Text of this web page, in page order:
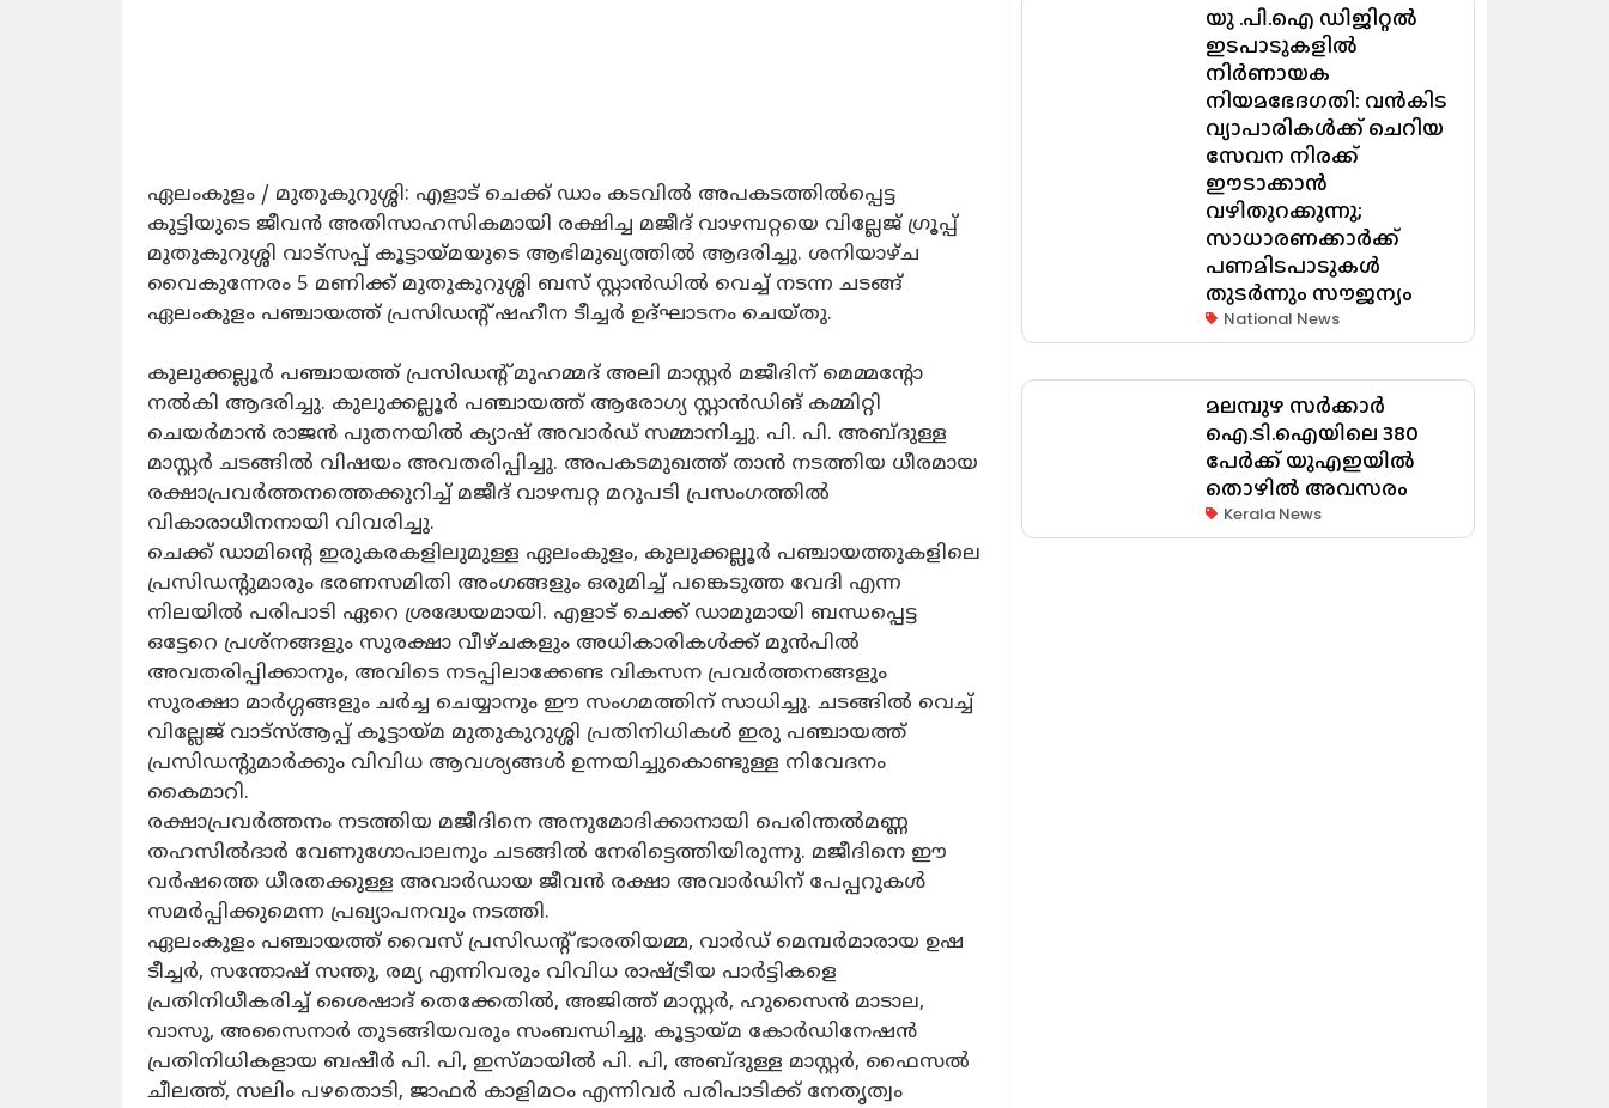
ഏലംകുളം / മുതുകുറുശ്ശി: എളാട് ചെക്ക് ഡാം കടവിൽ അപകടത്തിൽപ്പെട്ട
കുട്ടിയുടെ ജീവൻ അതിസാഹസികമായി രക്ഷിച്ച മജീദ് വാഴമ്പറ്റയെ വില്ലേജ് ഗ്രൂപ്പ്
മുതുകുറുശ്ശി വാട്സപ്പ് കൂട്ടായ്മയുടെ ആഭിമുഖ്യത്തിൽ ആദരിച്ചു. ശനിയാഴ്ച
വൈകുന്നേരം 5 മണിക്ക് മുതുകുറുശ്ശി ബസ് സ്റ്റാൻഡിൽ വെച്ച് നടന്ന ചടങ്ങ്
ഏലംകുളം പഞ്ചായത്ത് പ്രസിഡന്റ് ഷഹീന ടീച്ചർ ഉദ്ഘാടനം ചെയ്തു.
​കുലുക്കല്ലൂർ പഞ്ചായത്ത് പ്രസിഡന്റ് മുഹമ്മദ് അലി മാസ്റ്റർ മജീദിന് മെമ്മന്റോ
നൽകി ആദരിച്ചു. കുലുക്കല്ലൂർ പഞ്ചായത്ത് ആരോഗ്യ സ്റ്റാൻഡിങ് കമ്മിറ്റി
ചെയർമാൻ രാജൻ പുതനയിൽ ക്യാഷ് അവാർഡ് സമ്മാനിച്ചു. പി. പി. അബ്ദുള്ള
മാസ്റ്റർ ചടങ്ങിൽ വിഷയം അവതരിപ്പിച്ചു. അപകടമുഖത്ത് താൻ നടത്തിയ ധീരമായ
രക്ഷാപ്രവർത്തനത്തെക്കുറിച്ച് മജീദ് വാഴമ്പറ്റ മറുപടി പ്രസംഗത്തിൽ
വികാരാധീനനായി വിവരിച്ചു.
​ചെക്ക് ഡാമിന്റെ ഇരുകരകളിലുമുള്ള ഏലംകുളം, കുലുക്കല്ലൂർ പഞ്ചായത്തുകളിലെ
പ്രസിഡന്റുമാരും ഭരണസമിതി അംഗങ്ങളും ഒരുമിച്ച് പങ്കെടുത്ത വേദി എന്ന
നിലയിൽ പരിപാടി ഏറെ ശ്രദ്ധേയമായി. എളാട് ചെക്ക് ഡാമുമായി ബന്ധപ്പെട്ട
ഒട്ടേറെ പ്രശ്നങ്ങളും സുരക്ഷാ വീഴ്ചകളും അധികാരികൾക്ക് മുൻപിൽ
അവതരിപ്പിക്കാനും, അവിടെ നടപ്പിലാക്കേണ്ട വികസന പ്രവർത്തനങ്ങളും
സുരക്ഷാ മാർഗ്ഗങ്ങളും ചർച്ച ചെയ്യാനും ഈ സംഗമത്തിന് സാധിച്ചു. ചടങ്ങിൽ വെച്ച്
വില്ലേജ് വാട്സ്ആപ്പ് കൂട്ടായ്മ മുതുകുറുശ്ശി പ്രതിനിധികൾ ഇരു പഞ്ചായത്ത്
പ്രസിഡന്റുമാർക്കും വിവിധ ആവശ്യങ്ങൾ ഉന്നയിച്ചുകൊണ്ടുള്ള നിവേദനം
കൈമാറി.
രക്ഷാപ്രവർത്തനം നടത്തിയ മജീദിനെ അനുമോദിക്കാനായി പെരിന്തൽമണ്ണ
തഹസിൽദാർ വേണുഗോപാലനും ചടങ്ങിൽ നേരിട്ടെത്തിയിരുന്നു. മജീദിനെ ഈ
വർഷത്തെ ധീരതക്കുള്ള അവാർഡായ ജീവൻ രക്ഷാ അവാർഡിന് പേപ്പറുകൾ
സമർപ്പിക്കുമെന്ന പ്രഖ്യാപനവും നടത്തി.
​ഏലംകുളം പഞ്ചായത്ത് വൈസ് പ്രസിഡന്റ് ഭാരതിയമ്മ, വാർഡ് മെമ്പർമാരായ ഉഷ
ടീച്ചർ, സന്തോഷ് സന്തു, രമ്യ എന്നിവരും വിവിധ രാഷ്ട്രീയ പാർട്ടികളെ
പ്രതിനിധീകരിച്ച് ശൈഷാദ് തെക്കേതിൽ, അജിത്ത് മാസ്റ്റർ, ഹുസൈൻ മാടാല,
വാസു, അസൈനാർ തുടങ്ങിയവരും സംബന്ധിച്ചു. കൂട്ടായ്മ കോർഡിനേഷൻ
പ്രതിനിധികളായ ബഷീർ പി. പി, ഇസ്മായിൽ പി. പി, അബ്ദുള്ള മാസ്റ്റർ, ഫൈസൽ
ചീലത്ത്, സലിം പഴതൊടി, ജാഫർ കാളിമഠം എന്നിവർ പരിപാടിക്ക് നേതൃത്വം
യു .പി.ഐ ഡിജിറ്റൽ
ഇടപാടുകളിൽ
നിർണായക
നിയമഭേദഗതി: വൻകിട
വ്യാപാരികൾക്ക് ചെറിയ
സേവന നിരക്ക്
ഈടാക്കാൻ
വഴിതുറക്കുന്നു;
സാധാരണക്കാർക്ക്
പണമിടപാടുകൾ
തുടർന്നും സൗജന്യം
National News
മലമ്പുഴ സർക്കാർ
ഐ.ടി.ഐയിലെ 380
പേർക്ക് യുഎഇയിൽ
തൊഴിൽ അവസരം
Kerala News